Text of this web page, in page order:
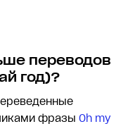
переводов
год)?
фразы Oh my